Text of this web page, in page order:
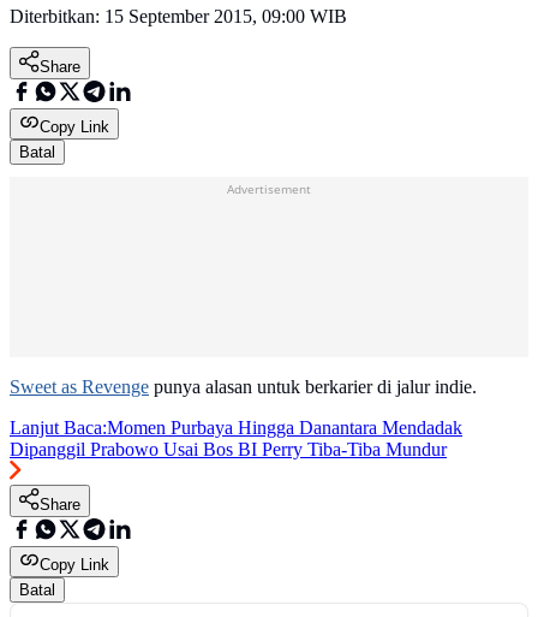
Diterbitkan: 15 September 2015, 09:00 WIB
Share
Copy Link
Batal
Advertisement
Sweet as Revenge punya alasan untuk berkarier di jalur indie.
Lanjut Baca:Momen Purbaya Hingga Danantara Mendadak
Dipanggil Prabowo Usai Bos BI Perry Tiba-Tiba Mundur
Share
Copy Link
Batal